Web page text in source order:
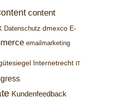
content
Datenschutz dmexco E-
emailmarketing
Internetrecht IT
Kundenfeedback